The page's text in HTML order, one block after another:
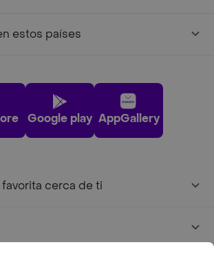
estos países
Google play AppGallery
cerca de ti